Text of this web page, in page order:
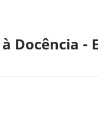
Docência -